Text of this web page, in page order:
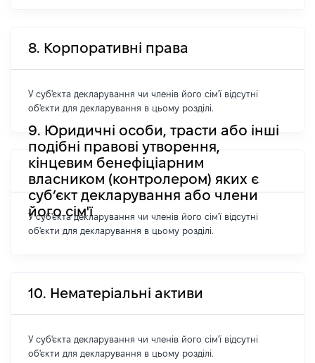
8. Корпоративні права
У суб'єкта декларування чи членів його сім'ї відсутні
об'єкти для декларування в цьому розділі.
9. Юридичні особи, трасти або інші
подібні правові утворення,
кінцевим бенефіціарним
власником (контролером) яких є
суб’єкт декларування або члени
його сім'ї
У суб'єкта декларування чи членів його сім'ї відсутні
об'єкти для декларування в цьому розділі.
10. Нематеріальні активи
У суб'єкта декларування чи членів його сім'ї відсутні
об'єкти для декларування в цьому розділі.